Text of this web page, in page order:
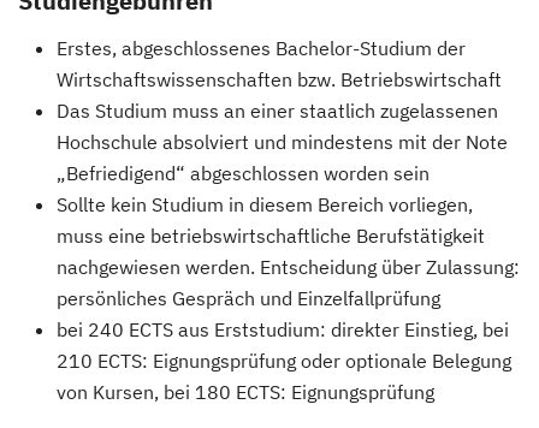
Erstes, abgeschlossenes Bachelor-Studium der
Wirtschaftswissenschaften bzw. Betriebswirtschaft
Das Studium muss an einer staatlich zugelassenen
Hochschule absolviert und mindestens mit der Note
„Befriedigend“ abgeschlossen worden sein
Sollte kein Studium in diesem Bereich vorliegen,
muss eine betriebswirtschaftliche Berufstätigkeit
nachgewiesen werden. Entscheidung über Zulassung:
persönliches Gespräch und Einzelfallprüfung
bei 240 ECTS aus Erststudium: direkter Einstieg, bei
210 ECTS: Eignungsprüfung oder optionale Belegung
von Kursen, bei 180 ECTS: Eignungsprüfung